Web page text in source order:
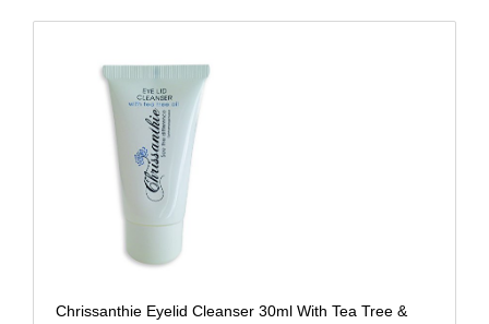
Chrissanthie Eyelid Cleanser 30ml With Tea Tree &